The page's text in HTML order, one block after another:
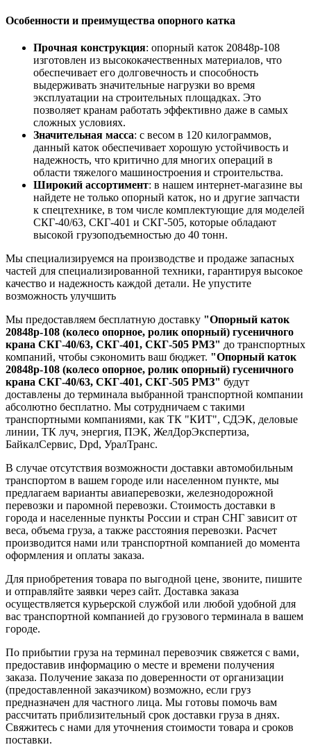
Особенности и преимущества опорного катка
Прочная конструкция: опорный каток 20848р-108
изготовлен из высококачественных материалов, что
обеспечивает его долговечность и способность
выдерживать значительные нагрузки во время
эксплуатации на строительных площадках. Это
позволяет кранам работать эффективно даже в самых
сложных условиях.
Значительная масса: с весом в 120 килограммов,
данный каток обеспечивает хорошую устойчивость и
надежность, что критично для многих операций в
области тяжелого машиностроения и строительства.
Широкий ассортимент: в нашем интернет-магазине вы
найдете не только опорный каток, но и другие запчасти
к спецтехнике, в том числе комплектующие для моделей
СКГ-40/63, СКГ-401 и СКГ-505, которые обладают
высокой грузоподъемностью до 40 тонн.
Мы специализируемся на производстве и продаже запасных
частей для специализированной техники, гарантируя высокое
качество и надежность каждой детали. Не упустите
возможность улучшить
Мы предоставляем бесплатную доставку "Опорный каток
20848р-108 (колесо опорное, ролик опорный) гусеничного
крана СКГ-40/63, СКГ-401, СКГ-505 РМЗ" до транспортных
компаний, чтобы сэкономить ваш бюджет. "Опорный каток
20848р-108 (колесо опорное, ролик опорный) гусеничного
крана СКГ-40/63, СКГ-401, СКГ-505 РМЗ" будут
доставлены до терминала выбранной транспортной компании
абсолютно бесплатно. Мы сотрудничаем с такими
транспортными компаниями, как ТК "КИТ", СДЭК, деловые
линии, ТК луч, энергия, ПЭК, ЖелДорЭкспертиза,
БайкалСервис, Dpd, УралТранс.
В случае отсутствия возможности доставки автомобильным
транспортом в вашем городе или населенном пункте, мы
предлагаем варианты авиаперевозки, железнодорожной
перевозки и паромной перевозки. Стоимость доставки в
города и населенные пункты России и стран СНГ зависит от
веса, объема груза, а также расстояния перевозки. Расчет
производится нами или транспортной компанией до момента
оформления и оплаты заказа.
Для приобретения товара по выгодной цене, звоните, пишите
и отправляйте заявки через сайт. Доставка заказа
осуществляется курьерской службой или любой удобной для
вас транспортной компанией до грузового терминала в вашем
городе.
По прибытии груза на терминал перевозчик свяжется с вами,
предоставив информацию о месте и времени получения
заказа. Получение заказа по доверенности от организации
(предоставленной заказчиком) возможно, если груз
предназначен для частного лица. Мы готовы помочь вам
рассчитать приблизительный срок доставки груза в днях.
Свяжитесь с нами для уточнения стоимости товара и сроков
поставки.